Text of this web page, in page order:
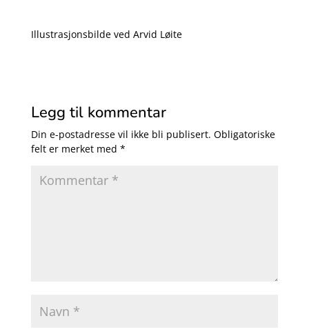
Illustrasjonsbilde ved Arvid Løite
Legg til kommentar
Din e-postadresse vil ikke bli publisert. Obligatoriske
felt er merket med *